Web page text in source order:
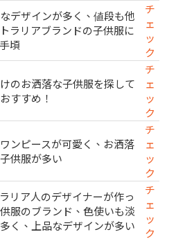
デザインが多く、値段も他
ラリアブランドの子供服に
頃
チ
ェ
ッ
ク
のお洒落な子供服を探して
すすめ！
チ
ェ
ッ
ク
ンピースが可愛く、お洒落
供服が多い
チ
ェ
ッ
ク
リア人のデザイナーが作っ
服のブランド、色使いも淡
く、上品なデザインが多い
チ
ェ
ッ
ク